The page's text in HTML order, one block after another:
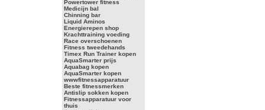
Powertower fitness
Medicijn bal
Chinning bar
Liquid Aminos
Energierepen shop
Krachttraining voeding
Race overschoenen
Fitness tweedehands
Timex Run Trainer kopen
AquaSmarter prijs
Aquabag kopen
AquaSmarter kopen
wwwfitnessapparatuur
Beste fitnessmerken
Antislip sokken kopen
Fitnessapparatuur voor
thuis